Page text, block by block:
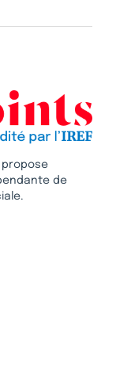
propose
de